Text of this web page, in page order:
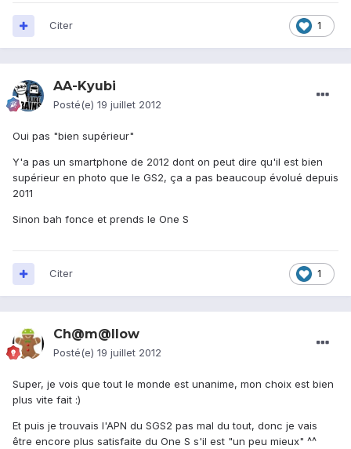
1
Citer
AA-Kyubi
Posté(e) 19 juillet 2012
Oui pas "bien supérieur"
Y'a pas un smartphone de 2012 dont on peut dire qu'il est bien
supérieur en photo que le GS2, ça a pas beaucoup évolué depuis
2011
Sinon bah fonce et prends le One S
1
Citer
Ch@m@llow
Posté(e) 19 juillet 2012
Super, je vois que tout le monde est unanime, mon choix est bien
plus vite fait :)
Et puis je trouvais l'APN du SGS2 pas mal du tout, donc je vais
être encore plus satisfaite du One S s'il est "un peu mieux" ^^